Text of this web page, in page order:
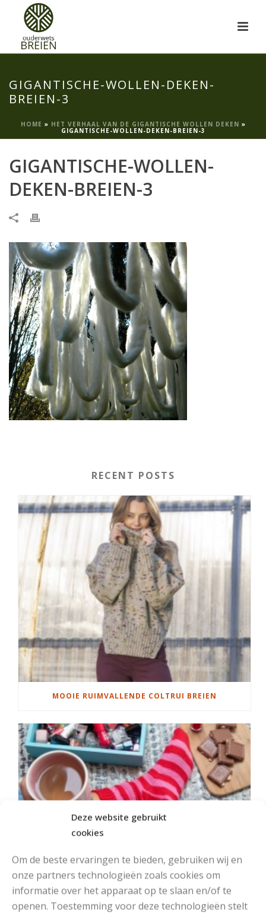
Deze website gebruikt
cookies
Om de beste ervaringen te bieden, gebruiken wij en
onze partners technologieën zoals cookies om
informatie over het apparaat op te slaan en/of te
openen. Toestemming voor deze technologieën stelt
GIGANTISCHE-WOLLEN-DEKEN-
BREIEN-3
HOME » HET VERHAAL VAN DE GIGANTISCHE WOLLEN DEKEN »
GIGANTISCHE-WOLLEN-DEKEN-BREIEN-3
GIGANTISCHE-WOLLEN-
DEKEN-BREIEN-3
RECENT POSTS
MOOIE RUIMVALLENDE COLTRUI BREIEN